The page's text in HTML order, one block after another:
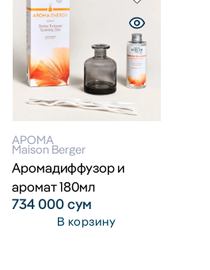
АРОМА
Maison Berger
Аромадиффузор и
аромат 180мл
734 000сум
В корзину